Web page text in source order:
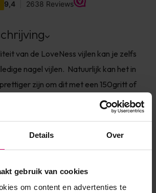
Details Over
gebruik van cookies
om content en advertenties te
van de LoveNess vijlen kan je zelfs
nagel vijlen. Natuurlijk kan het in
zijn om dit met een 150gritt of
Dit is afhankelijk van de hoeveelheid
technieken vanuit jouw
Kenmerken en voordelen: - Te ge...